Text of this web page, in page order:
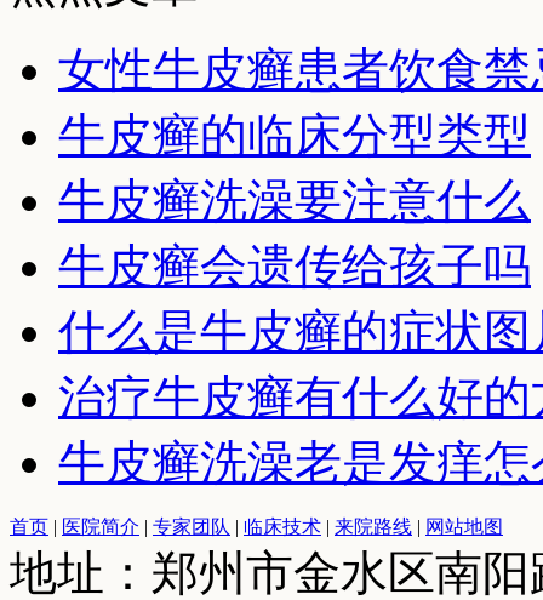
女性牛皮癣患者饮食禁
牛皮癣的临床分型类型
牛皮癣洗澡要注意什么
牛皮癣会遗传给孩子吗
什么是牛皮癣的症状图
治疗牛皮癣有什么好
牛皮癣洗澡老是发痒
首页 | 医院简介 | 专家团队 | 临床技术 | 来院路线 | 网站地图
地址：郑州市金水区南